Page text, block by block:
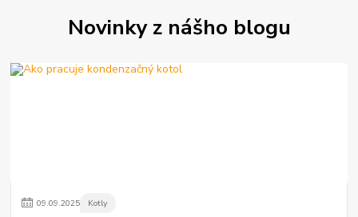
Novinky z nášho blogu
09.09.2025 Kotly